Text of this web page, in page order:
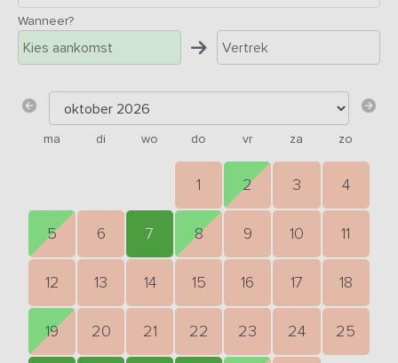
Wanneer?
ma di wo do vr za zo
1 2 3 4
5 6 7 8 9 10 11
12 13 14 15 16 17 18
19 20 21 22 23 24 25